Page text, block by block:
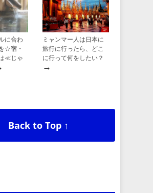
に合わ
☆宿・
≪じゃ
ミャンマー人は日本に
旅行に行ったら、どこ
に行って何をしたい？
→
Back to Top ↑